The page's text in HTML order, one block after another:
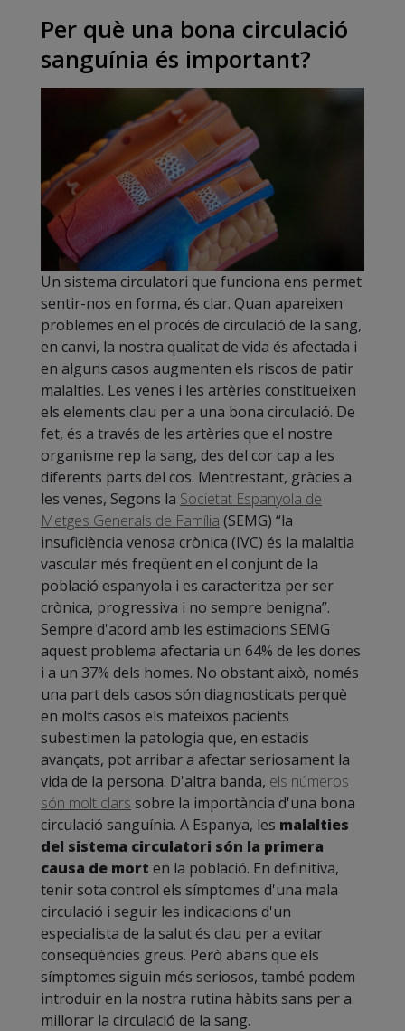
Per què una bona circulació
sanguínia és important?
Un sistema circulatori que funciona ens permet
sentir-nos en forma, és clar. Quan apareixen
problemes en el procés de circulació de la sang,
en canvi, la nostra qualitat de vida és afectada i
en alguns casos augmenten els riscos de patir
malalties. Les venes i les artèries constitueixen
els elements clau per a una bona circulació. De
fet, és a través de les artèries que el nostre
organisme rep la sang, des del cor cap a les
diferents parts del cos. Mentrestant, gràcies a
les venes, Segons la Societat Espanyola de
Metges Generals de Família (SEMG) “la
insuficiència venosa crònica (IVC) és la malaltia
vascular més freqüent en el conjunt de la
població espanyola i es caracteritza per ser
crònica, progressiva i no sempre benigna”.
Sempre d'acord amb les estimacions SEMG
aquest problema afectaria un 64% de les dones
i a un 37% dels homes. No obstant això, només
una part dels casos són diagnosticats perquè
en molts casos els mateixos pacients
subestimen la patologia que, en estadis
avançats, pot arribar a afectar seriosament la
vida de la persona. D'altra banda, els números
són molt clars sobre la importància d'una bona
circulació sanguínia. A Espanya, les malalties
del sistema circulatori són la primera
causa de mort en la població. En definitiva,
tenir sota control els símptomes d'una mala
circulació i seguir les indicacions d'un
especialista de la salut és clau per a evitar
conseqüències greus. Però abans que els
símptomes siguin més seriosos, també podem
introduir en la nostra rutina hàbits sans per a
millorar la circulació de la sang.